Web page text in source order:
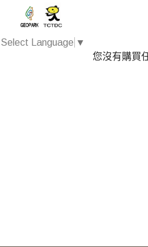
Select Language ▼
您沒有購買